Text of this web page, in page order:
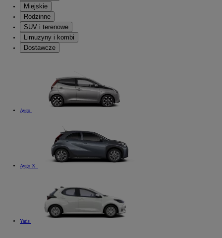
Miejskie
Rodzinne
SUV i terenowe
Limuzyny i kombi
Dostawcze
Aygo
Aygo X
Yaris